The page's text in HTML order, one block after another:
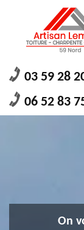
03 59 28
06 52 83
On